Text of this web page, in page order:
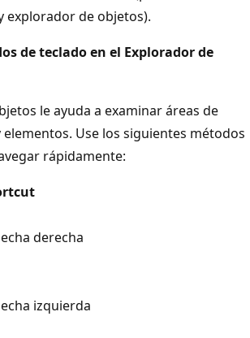
explorador de objetos).
de teclado en el Explorador de
le ayuda a examinar áreas de
Use los siguientes métodos
rápidamente:
derecha
izquierda